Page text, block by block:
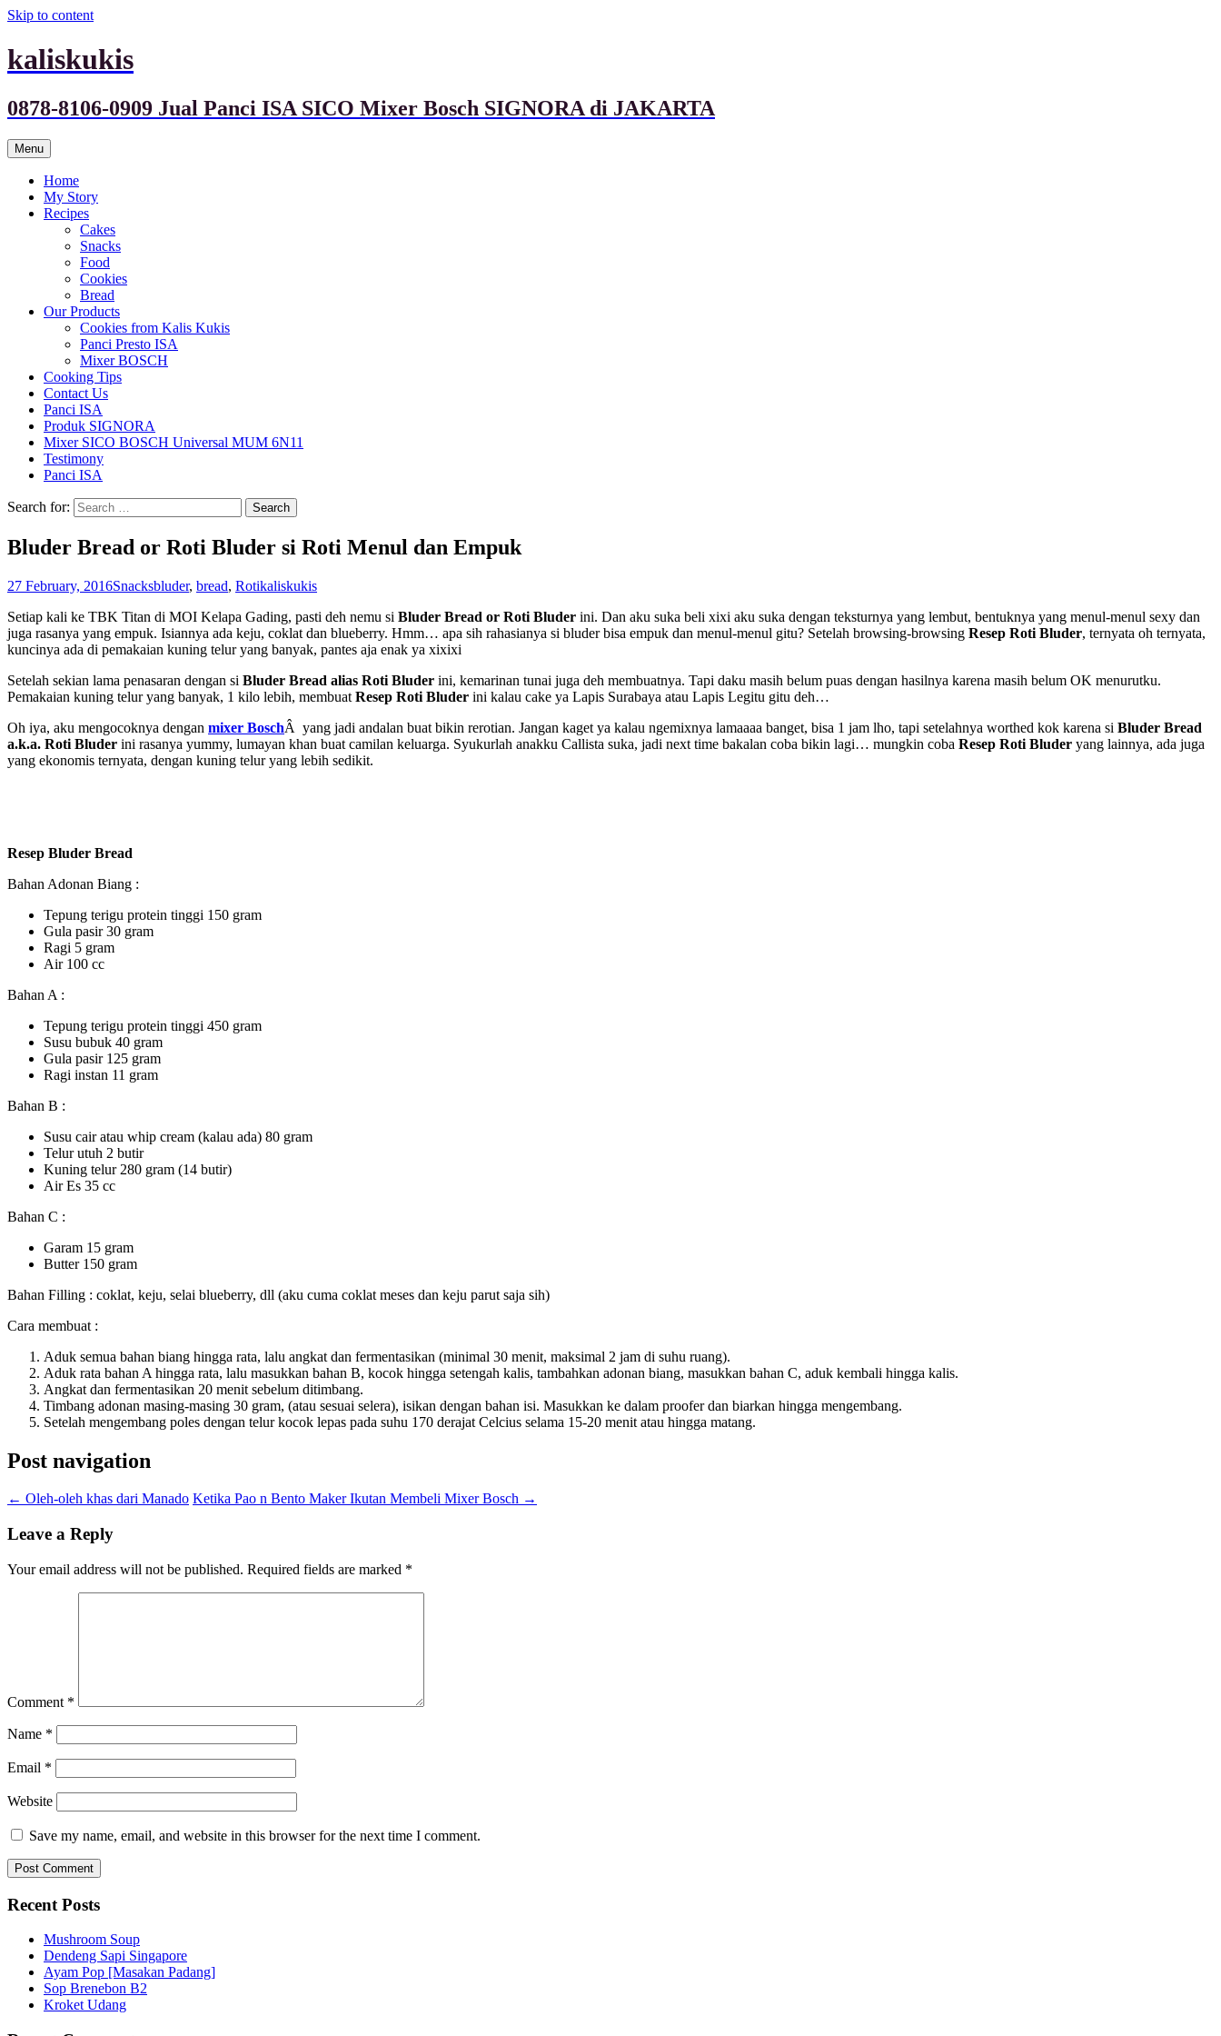
Skip to content
kaliskukis
0878-8106-0909 Jual Panci ISA SICO Mixer Bosch SIGNORA di JAKARTA
Menu
Home
My Story
Recipes
Cakes
Snacks
Food
Cookies
Bread
Our Products
Cookies from Kalis Kukis
Panci Presto ISA
Mixer BOSCH
Cooking Tips
Contact Us
Panci ISA
Produk SIGNORA
Mixer SICO BOSCH Universal MUM 6N11
Testimony
Panci ISA
Search for:
Bluder Bread or Roti Bluder si Roti Menul dan Empuk
27 February, 2016Snacksbluder, bread, Rotikaliskukis
Setiap kali ke TBK Titan di MOI Kelapa Gading, pasti deh nemu si Bluder Bread or Roti Bluder ini. Dan aku suka beli xixi aku suka dengan teksturnya yang lembut, bentuknya yang menul-menul sexy dan
juga rasanya yang empuk. Isiannya ada keju, coklat dan blueberry. Hmm… apa sih rahasianya si bluder bisa empuk dan menul-menul gitu? Setelah browsing-browsing Resep Roti Bluder, ternyata oh ternyata,
kuncinya ada di pemakaian kuning telur yang banyak, pantes aja enak ya xixixi
Setelah sekian lama penasaran dengan si Bluder Bread alias Roti Bluder ini, kemarinan tunai juga deh membuatnya. Tapi daku masih belum puas dengan hasilnya karena masih belum OK menurutku.
Pemakaian kuning telur yang banyak, 1 kilo lebih, membuat Resep Roti Bluder ini kalau cake ya Lapis Surabaya atau Lapis Legitu gitu deh…
Oh iya, aku mengocoknya dengan mixer BoschÂ yang jadi andalan buat bikin rerotian. Jangan kaget ya kalau ngemixnya lamaaaa banget, bisa 1 jam lho, tapi setelahnya worthed kok karena si Bluder Bread
a.k.a. Roti Bluder ini rasanya yummy, lumayan khan buat camilan keluarga. Syukurlah anakku Callista suka, jadi next time bakalan coba bikin lagi… mungkin coba Resep Roti Bluder yang lainnya, ada juga
yang ekonomis ternyata, dengan kuning telur yang lebih sedikit.
Resep Bluder Bread
Bahan Adonan Biang :
Tepung terigu protein tinggi 150 gram
Gula pasir 30 gram
Ragi 5 gram
Air 100 cc
Bahan A :
Tepung terigu protein tinggi 450 gram
Susu bubuk 40 gram
Gula pasir 125 gram
Ragi instan 11 gram
Bahan B :
Susu cair atau whip cream (kalau ada) 80 gram
Telur utuh 2 butir
Kuning telur 280 gram (14 butir)
Air Es 35 cc
Bahan C :
Garam 15 gram
Butter 150 gram
Bahan Filling : coklat, keju, selai blueberry, dll (aku cuma coklat meses dan keju parut saja sih)
Cara membuat :
Aduk semua bahan biang hingga rata, lalu angkat dan fermentasikan (minimal 30 menit, maksimal 2 jam di suhu ruang).
Aduk rata bahan A hingga rata, lalu masukkan bahan B, kocok hingga setengah kalis, tambahkan adonan biang, masukkan bahan C, aduk kembali hingga kalis.
Angkat dan fermentasikan 20 menit sebelum ditimbang.
Timbang adonan masing-masing 30 gram, (atau sesuai selera), isikan dengan bahan isi. Masukkan ke dalam proofer dan biarkan hingga mengembang.
Setelah mengembang poles dengan telur kocok lepas pada suhu 170 derajat Celcius selama 15-20 menit atau hingga matang.
Post navigation
← Oleh-oleh khas dari Manado Ketika Pao n Bento Maker Ikutan Membeli Mixer Bosch →
Leave a Reply
Your email address will not be published. Required fields are marked *
Comment *
Name *
Email *
Website
Save my name, email, and website in this browser for the next time I comment.
Recent Posts
Mushroom Soup
Dendeng Sapi Singapore
Ayam Pop [Masakan Padang]
Sop Brenebon B2
Kroket Udang